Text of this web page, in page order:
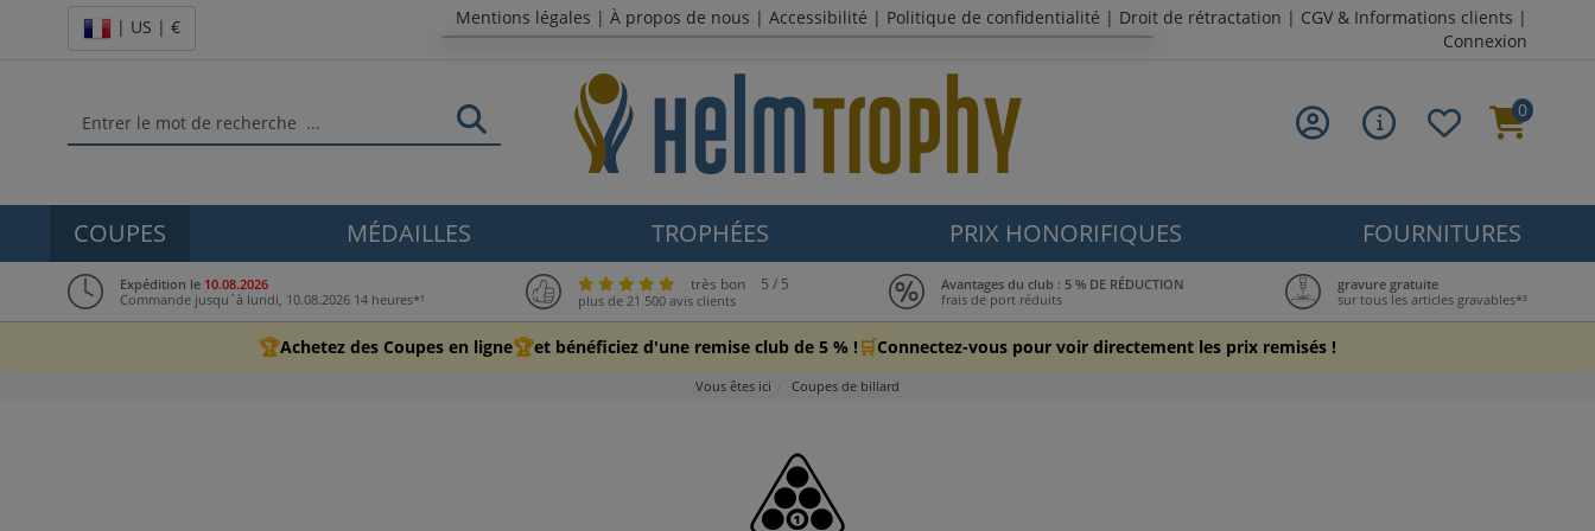
| US | € Mentions légales | À propos de nous | Accessibilité | Politique de confidentialité | Droit de rétractation | CGV & Informations clients |
Connexion
0
COUPES MÉDAILLES TROPHÉES PRIX HONORIFIQUES FOURNITURES
Expédition le 10.08.2026
Commande jusqu´à lundi, 10.08.2026 14 heures*¹
très bon 5 / 5
plus de 21 500 avis clients
Avantages du club : 5 % DE RÉDUCTION
frais de port réduits
gravure gratuite
sur tous les articles gravables*³
🏆Achetez des Coupes en ligne🏆et bénéficiez d'une remise club de 5 % ! 🛒Connectez-vous pour voir directement les prix remisés !
Vous êtes ici Coupes de billard